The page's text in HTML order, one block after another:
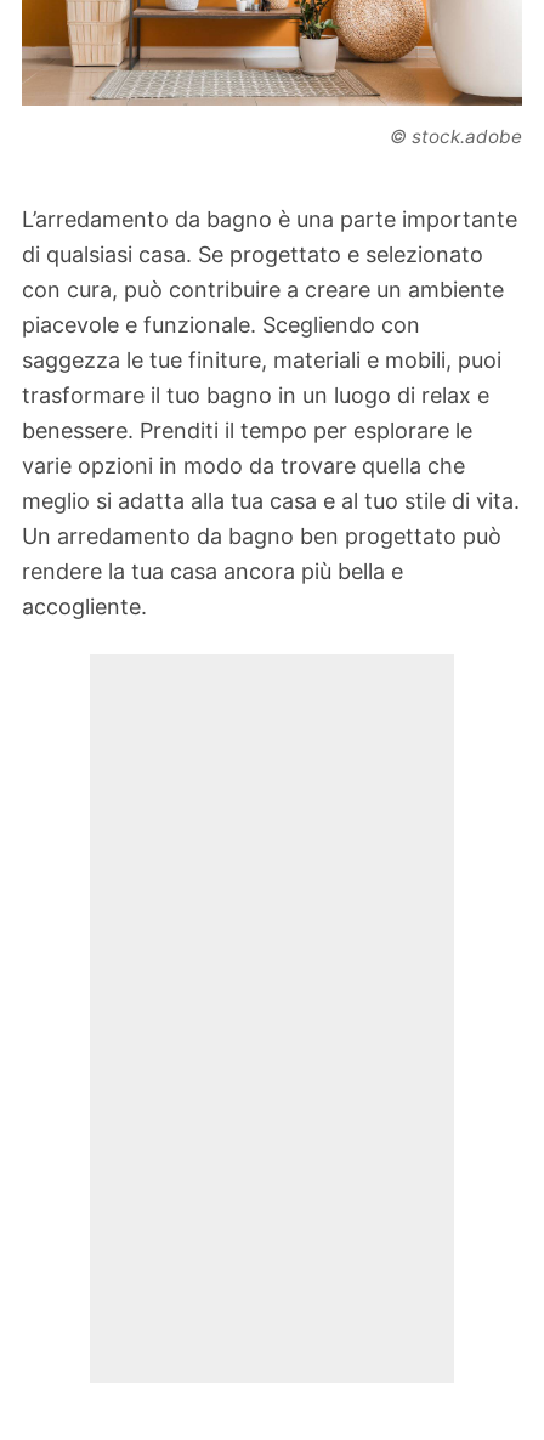
© stock.adobe
L’arredamento da bagno è una parte importante
di qualsiasi casa. Se progettato e selezionato
con cura, può contribuire a creare un ambiente
piacevole e funzionale. Scegliendo con
saggezza le tue finiture, materiali e mobili, puoi
trasformare il tuo bagno in un luogo di relax e
benessere. Prenditi il tempo per esplorare le
varie opzioni in modo da trovare quella che
meglio si adatta alla tua casa e al tuo stile di vita.
Un arredamento da bagno ben progettato può
rendere la tua casa ancora più bella e
accogliente.